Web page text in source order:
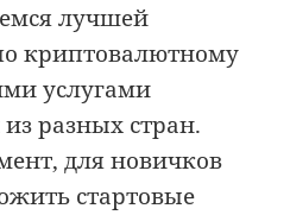
лучшей
криптовалютному
услугами
разных стран.
для новичков
стартовые